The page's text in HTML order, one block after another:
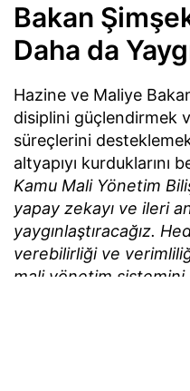
Bakan
Daha da
Hazine ve Maliye
disiplini güçlendirmek
süreçlerini
altyapıyı kurduklarını
Kamu Mali Yönetim
yapay zekayı ve ileri
yaygınlaştıracağız.
verebilirliği ve
mali yönetim sistemini